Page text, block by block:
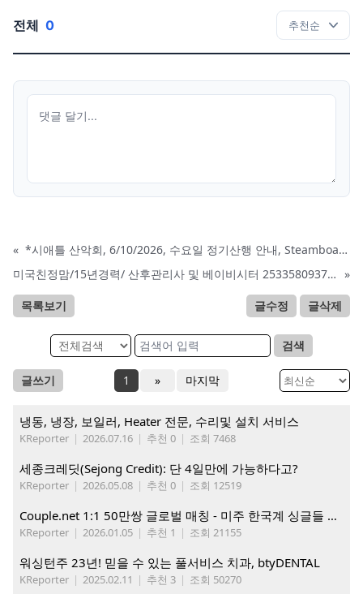
전체 0
«
*시애틀 산악회, 6/10/2026, 수요일 정기산행 안내, Steamboat Rock*
미국친정맘/15년경력/ 산후관리사 및 베이비시터 2533580937 mom1004usa.com / 미주전지역파견업무 »
목록보기 글수정 글삭제
검색
글쓰기 1 » 마지막
냉동, 냉장, 보일러, Heater 전문, 수리및 설치 서비스
KReporter | 2026.07.16 | 추천 0 | 조회 7468
세종크레딧(Sejong Credit): 단 4일만에 가능하다고?
KReporter | 2026.05.08 | 추천 0 | 조회 12519
Couple.net 1:1 50만쌍 글로벌 매칭 - 미주 한국계 싱글들 모이세요
KReporter | 2026.01.05 | 추천 1 | 조회 21155
워싱턴주 23년! 믿을 수 있는 풀서비스 치과, btyDENTAL
KReporter | 2025.02.11 | 추천 3 | 조회 50270